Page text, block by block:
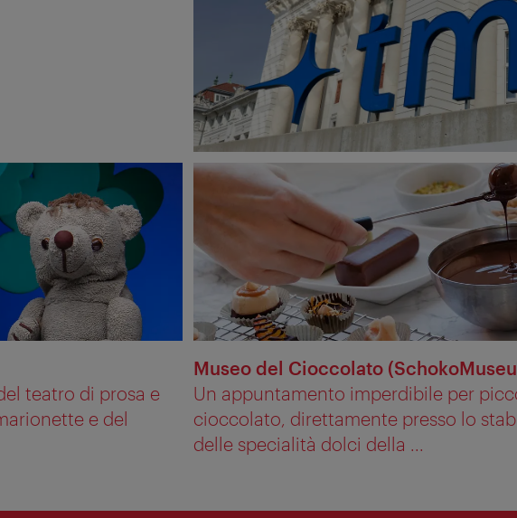
teatro di prosa e
e del
Museo del Cioccolato
Un appuntamento imperdibile per
cioccolato, direttamente presso lo
delle specialità dolci della ...